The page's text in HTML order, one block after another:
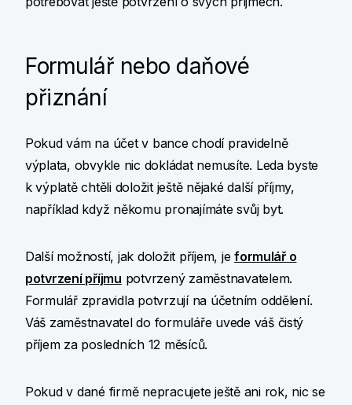
Formulář nebo daňové
přiznání
Pokud vám na účet v bance chodí pravidelně
výplata, obvykle nic dokládat nemusíte. Leda byste
k výplatě chtěli doložit ještě nějaké další příjmy,
například když někomu pronajímáte svůj byt.
Další možností, jak doložit příjem, jeformulář o
potvrzení příjmu potvrzený zaměstnavatelem.
Formulář zpravidla potvrzují na účetním oddělení.
Váš zaměstnavatel do formuláře uvede váš čistý
příjem za posledních 12 měsíců.
Pokud v dané firmě nepracujete ještě ani rok, nic se